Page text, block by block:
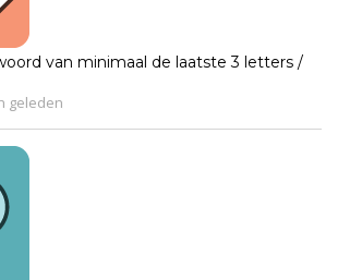
van minimaal de laatste 3 letters /
geleden